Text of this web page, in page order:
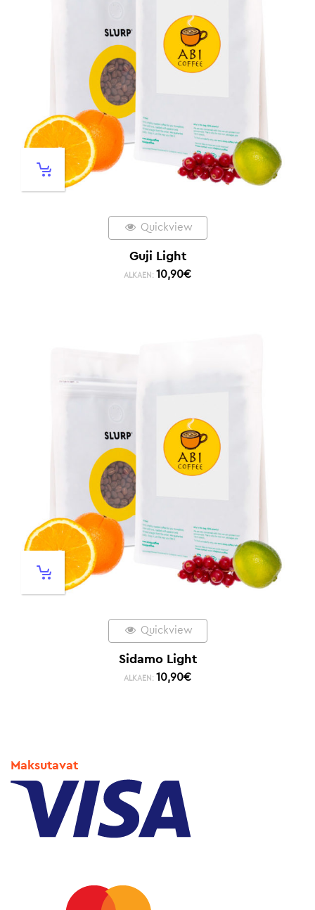
Quickview
Guji Light
ALKAEN: 10,90€
Quickview
Sidamo Light
ALKAEN: 10,90€
Maksutavat